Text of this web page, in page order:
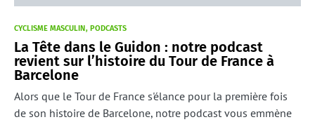
CYCLISME MASCULIN PODCASTS
La Tête dans le Guidon : notre podcast
revient sur l’histoire du Tour de France à
Barcelone
Alors que le Tour de France s'élance pour la première fois
de son histoire de Barcelone, notre podcast vous emmène